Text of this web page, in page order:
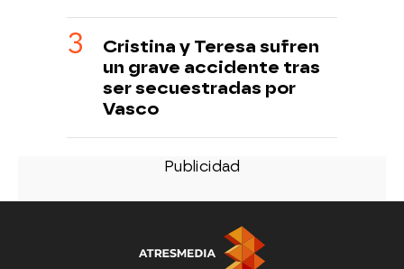
Cristina y Teresa sufren
un grave accidente tras
ser secuestradas por
Vasco